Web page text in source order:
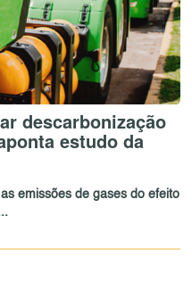
descarbonização
estudo da
emissões de gases do efeito